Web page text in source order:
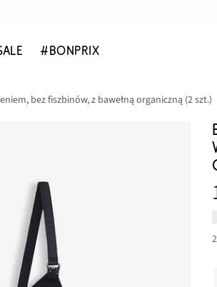
#BONPRIX
bez fiszbinów, z bawełną organiczną (2 szt.)